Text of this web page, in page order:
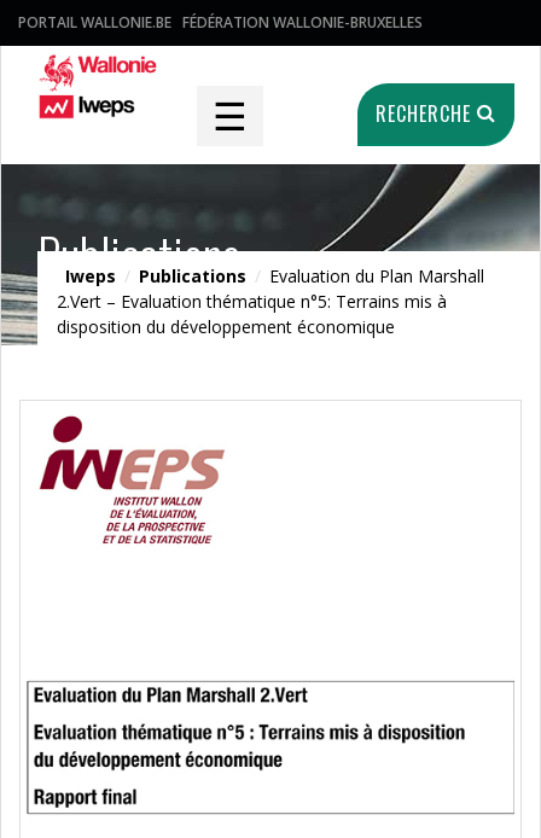
PORTAIL WALLONIE.BE FÉDÉRATION WALLONIE-BRUXELLES
☰ RECHERCHE
Publications
Iweps / Publications / Evaluation du Plan Marshall
2.Vert – Evaluation thématique n°5: Terrains mis à
disposition du développement économique